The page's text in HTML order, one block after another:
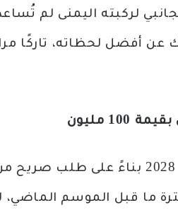
لركبته اليمنى لم
أفضل لحظاته، تاركًا
جدد كاسادو عقده حتى عام 2028 بناءً
ما قبل الموسم